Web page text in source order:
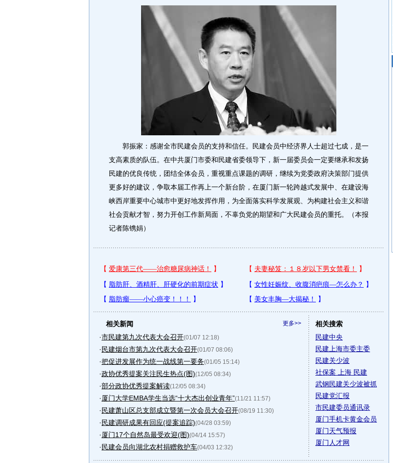
郭振家：感谢全市民建会员的支持和信任。民建会员中经济界人士超过七成，是一
支高素质的队伍。在中共厦门市委和民建省委领导下，新一届委员会一定要继承和发扬
民建的优良传统，团结全体会员，重视重点课题的调研，继续为党委政府决策部门提供
更多好的建议，争取本届工作再上一个新台阶，在厦门新一轮跨越式发展中、在建设海
峡西岸重要中心城市中更好地发挥作用，为全面落实科学发展观、为构建社会主义和谐
社会贡献才智，努力开创工作新局面，不辜负党的期望和广大民建会员的重托。（本报
记者陈镌娟）
更多>>
相关新闻
·市民建第九次代表大会召开(01/07 12:18)
· 民建烟台市第九次代表大会召开(01/07 08:06)
·把促进发展作为统一战线第一要务(01/05 15:14)
·政协优秀提案关注民生热点(图)(12/05 08:34)
·部分政协优秀提案解读(12/05 08:34)
· 厦门大学EMBA学生当选“十大杰出创业青年”(11/21 11:57)
· 民建萧山区总支部成立暨第一次会员大会召开(08/19 11:30)
· 民建调研成果有回应(提案追踪)(04/28 03:59)
· 厦门17个自然岛最受欢迎(图)(04/14 15:57)
· 民建会员向湖北农村捐赠救护车(04/03 12:32)
相关搜索
民建中央
民建上海市委主委
民建关少波
社保案 上海 民建
武钢民建关少波被抓
民建党汇报
市民建委员通讯录
厦门手机卡黄金会员
厦门天气预报
厦门人才网